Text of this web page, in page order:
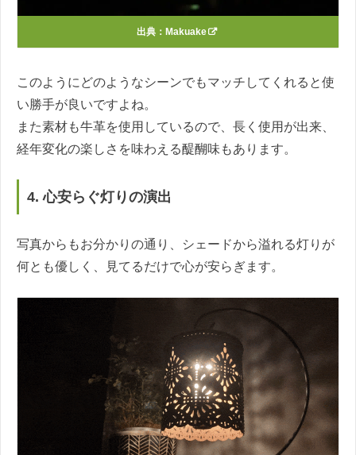
出典： Makuake
このようにどのようなシーンでもマッチしてくれると使
い勝手が良いですよね。
また素材も牛革を使用しているので、長く使用が出来、
経年変化の楽しさを味わえる醍醐味もあります。
4. 心安らぐ灯りの演出
写真からもお分かりの通り、シェードから溢れる灯りが
何とも優しく、見てるだけで心が安らぎます。